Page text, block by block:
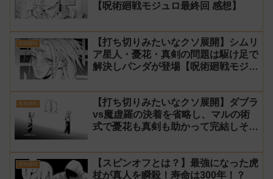
【呪術廻戦モジュロ最終回 感想】
呪術廻戦
【打ち切りみたいなクソ展開】シムリ
ア星人・憂花・真剣の問題は駆け足で
解決しパンダが登場【呪術廻戦モジュ
呪術廻戦
【打ち切りみたいなクソ展開】ダブラ
vs魔虚羅の決着を省略し、マルの術
式で憂花も真剣も助かって完結しそう
呪術廻戦
【スピンオフとは？】最強になった虎
杖が真人を瞬殺！寿命は300年！？